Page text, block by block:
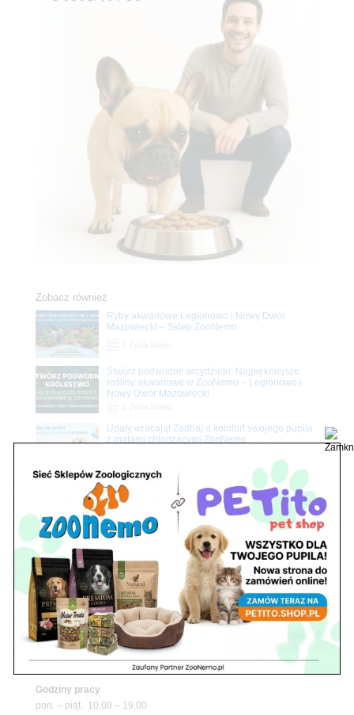
Zobacz również
Ryby akwariowe Legionowo i Nowy Dwór
Mazowiecki – Sklep ZooNemo
Stwórz podwodne arcydzieło: Najpiękniejsze
rośliny akwariowe w ZooNemo – Legionowo i
Nowy Dwór Mazowiecki
Upały wracają! Zadbaj o komfort swojego pupila
z matami chłodzącymi ZooNemo
Petito Pet Shop – Internetowy Sklep Zoologiczny
Online! Wszystko Dla Twojego Pupila | ZooNemo
Znajdź nas
Adres
05-120 Legionowo
ul. Piłsudskiego 31,
pawilon 134
tel./fax. 22 784 71 96
Godziny pracy
pon. – piąt. 10.00 – 19.00